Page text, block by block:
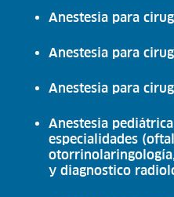
Anestesia para
Anestesia para
Anestesia para
Anestesia
especialidades
y diagnostico